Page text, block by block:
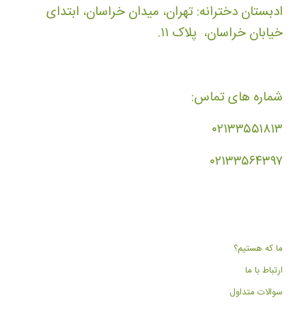
ادبستان دخترانه: تهران، میدان خراسان، ابتدای
خیابان خراسان، پلاک ۱۱.
شماره های تماس:
۰۲۱۳۳۵۵۱۸۱۳
۰۲۱۳۳۵۶۴۳۹۷
ما که هستیم؟
ارتباط با ما
سوالات متداول